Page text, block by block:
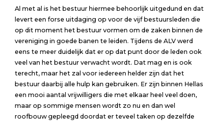
Al met al is het bestuur hiermee behoorlijk uitgedund en dat
levert een forse uitdaging op voor de vijf bestuursleden die
op dit moment het bestuur vormen om de zaken binnen de
vereniging in goede banen te leiden. Tijdens de ALV werd
eens te meer duidelijk dat er op dat punt door de leden ook
veel van het bestuur verwacht wordt. Dat mag en is ook
terecht, maar het zal voor iedereen helder zijn dat het
bestuur daarbij alle hulp kan gebruiken. Er zijn binnen Hellas
een mooi aantal vrijwilligers die met elkaar heel veel doen,
maar op sommige mensen wordt zo nu en dan wel
roofbouw gepleegd doordat er teveel taken op dezelfde